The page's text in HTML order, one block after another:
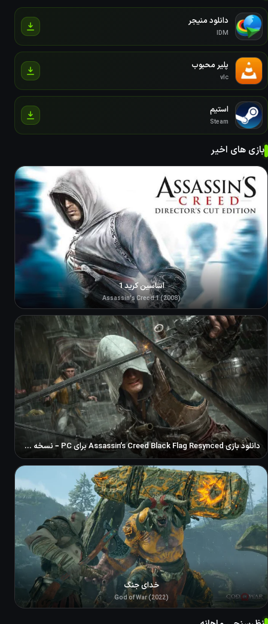
دانلود منیجر
IDM
پلیر محبوب
vlc
استیم
Steam
بازی های اخیر
اساسین کرید 1
Assassin's Creed 1 (2008)
دانلود بازی Assassin’s Creed Black Flag Resynced برای PC – نسخه ElAmigos
خدای جنگ
God of War (2022)